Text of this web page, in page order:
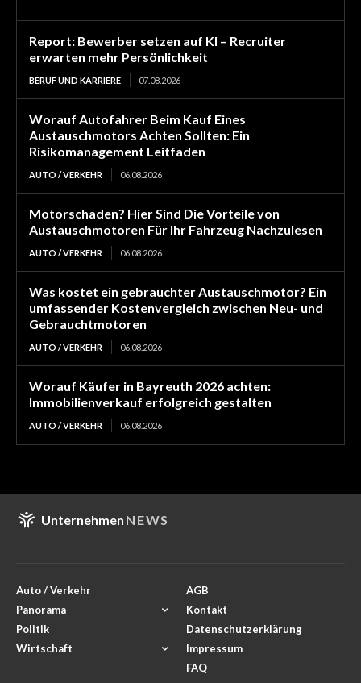
Report: Bewerber setzen auf KI – Recruiter
erwarten mehr Persönlichkeit
BERUF UND KARRIERE 07.08.2026
Worauf Autofahrer Beim Kauf Eines
Austauschmotors Achten Sollten: Ein
Risikomanagement Leitfaden
AUTO / VERKEHR 06.08.2026
Motorschaden? Hier Sind Die Vorteile von
Austauschmotoren Für Ihr Fahrzeug Nachzulesen
AUTO / VERKEHR 06.08.2026
Was kostet ein gebrauchter Austauschmotor? Ein
umfassender Kostenvergleich zwischen Neu- und
Gebrauchtmotoren
AUTO / VERKEHR 06.08.2026
Worauf Käufer in Bayreuth 2026 achten:
Immobilienverkauf erfolgreich gestalten
AUTO / VERKEHR 06.08.2026
Unternehmen NEWS
Auto / Verkehr
Panorama
Politik
Wirtschaft
AGB
Kontakt
Datenschutzerklärung
Impressum
FAQ